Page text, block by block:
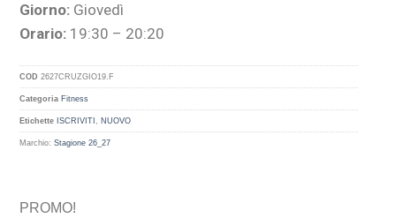
Giorno: Giovedì
Orario: 19:30 – 20:20
COD2627CRUZGIO19.F
Categoria Fitness
Etichette ISCRIVITI, NUOVO
Marchio:Stagione 26_27
PROMO!